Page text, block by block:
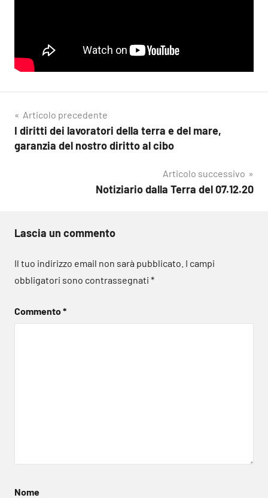
Navigazione
articoli
Articolo precedente
I diritti dei lavoratori della terra e del mare,
garanzia del nostro diritto al cibo
Articolo successivo
Notiziario dalla Terra del 07.12.20
Lascia un commento
Il tuo indirizzo email non sarà pubblicato. I campi
obbligatori sono contrassegnati *
Commento*
Nome